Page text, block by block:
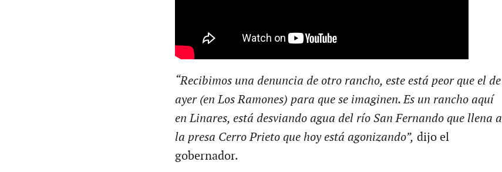
“Recibimos una denuncia de otro rancho, este está peor que el de
ayer (en Los Ramones) para que se imaginen. Es un rancho aquí
en Linares, está desviando agua del río San Fernando que llena a
la presa Cerro Prieto que hoy está agonizando”, dijo el
gobernador.